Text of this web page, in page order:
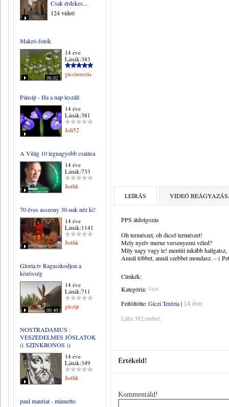
Csak érdekes...
124 videó
Makró-fotók
06:02
14 éve
Látták:383
gicziterezia
Pánsíp - Ha a nap leszáll
14 éve
Látták:381
Joli52
A Világ 10 legnagyobb csalása
14 éve
Látták:733
Jedlik
70 éves asszony 30-nak néz ki!
14 éve
Látták:1141
Jedlik
Gloria.tv Ragaszkodjon a
közösség
00:49
14 éve
Látták:711
giczip
NOSTRADAMUS :
VESZEDELMES JÓSLATOK
(( SZINKRONOS ))
14 éve
Látták:349
Jedlik
paul mauriat - minuetto
LEÍRÁS VIDEÓ
PPS átdolgozás
Oh természet, oh dicső természet!
Mely nyelv merne versenyezni véled?
Mily nagy vagy te! mentül inkább hallgatsz,
Annál többet, annál szebbet mondasz. – (
Címkék:
Kategória: Saját
Feltöltötte:Giczi Terézia| 14 éve
Látta 382 ember.
Értékeld!
Kommentáld!